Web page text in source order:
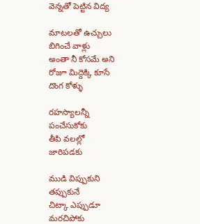
వెన్నతో పెట్టిన విద్య
మాటలతో ఉచ్చులు
బిగించే వాళ్లు
అంతా నీ కోసమే అని
రోజూ మిద్దెక్కి కూసే
దొంగ కోళ్ళు
రహస్యాలన్నీ
పంచేసుకోకు
తీపి వలల్లో
జారిపడకు
ముడి విప్పుకుని
తప్పుకునే
చిట్కా ఎప్పుడూ
మరచిపోకు